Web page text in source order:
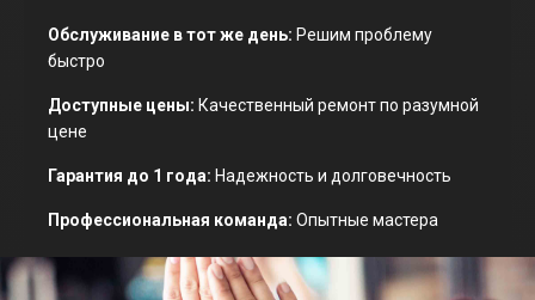
Обслуживание в тот же день: Решим проблему
быстро
Доступные цены: Качественный ремонт по разумной
цене
Гарантия до 1 года: Надежность и долговечность
Профессиональная команда: Опытные мастера